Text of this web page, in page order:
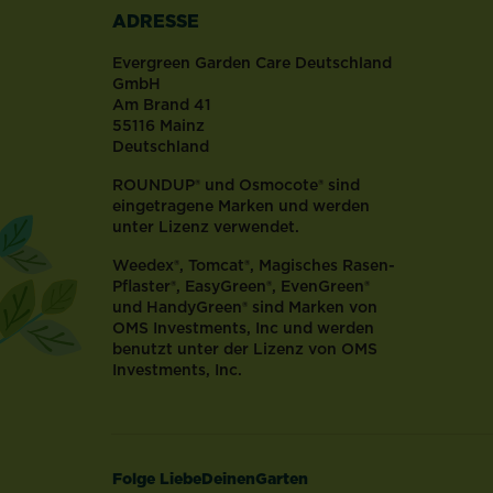
seine
Widerstandsfähigkeit
aus.
Zur
Begrünung
allerlei
Flächen
–
ob
Mauer,
oder
Hauswand
–
ist
der
ADRESSE
Evergreen Garden Care Deutschland
GmbH
Am Brand 41
55116 Mainz
Deutschland
ROUNDUP® und Osmocote® sind
eingetragene Marken und werden
unter Lizenz verwendet.
Weedex®, Tomcat®, Magisches Rasen-
Pflaster®, EasyGreen®, EvenGreen®
und HandyGreen® sind Marken von
OMS Investments, Inc und werden
benutzt unter der Lizenz von OMS
Investments, Inc.
Folge LiebeDeinenGarten